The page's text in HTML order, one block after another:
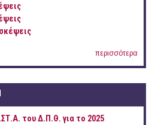
περισσότερα
του Δ.Π.Θ. για το 2025